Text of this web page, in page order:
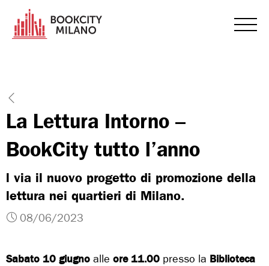
La Lettura Intorno –
BookCity tutto l’anno
l via il nuovo progetto di promozione della
lettura nei quartieri di Milano.
08/06/2023
Sabato 10 giugno alle ore 11.00 presso la Biblioteca